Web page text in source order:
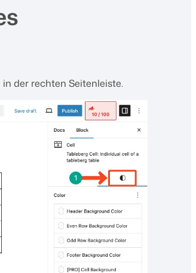
in der rechten Seitenleiste.